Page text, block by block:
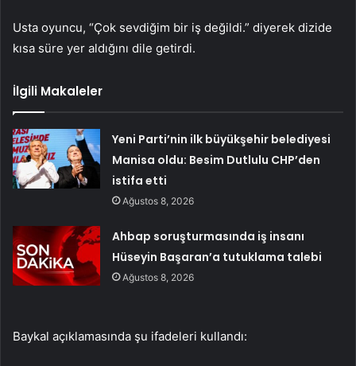
Usta oyuncu, “Çok sevdiğim bir iş değildi.” diyerek dizide
kısa süre yer aldığını dile getirdi.
İlgili Makaleler
Yeni Parti’nin ilk büyükşehir belediyesi
Manisa oldu: Besim Dutlulu CHP’den
istifa etti
Ağustos 8, 2026
Ahbap soruşturmasında iş insanı
Hüseyin Başaran’a tutuklama talebi
Ağustos 8, 2026
Baykal açıklamasında şu ifadeleri kullandı: